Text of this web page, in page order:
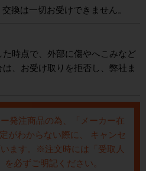
換は一切お受けできません。
時点で、外部に傷やへこみなど
、お受け取りを拒否し、弊社ま
発注商品の為、「メーカー在
がわからない際に、 キャンセ
ます。※注文時には「受取人
必ずご明記ください。